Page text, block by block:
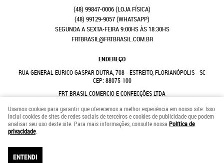
(48) 99847-0006
(48) 99129-9057(WHATSAPP)
SEGUNDA A SEXTA-FEIRA 9:00HS ÀS 18:30HS
FRTBRASIL@FRTBRASIL.COM.BR
ENDEREÇO
RUA GENERAL EURICO GASPAR DUTRA, 708- ESTREITO, FLORIANÓPOLIS- SC
CEP: 88075-100
FRT BRASIL COMERCIO E CONFECÇÕES LTDA
LOJA VIRTUAL CRIADA POR
Usamos cookies para garantir que oferecemos a melhor experiência em nosso site. Isso
inclui cookies de sites de redes sociais de terceiros e cookies de publicidade que podem
analisar seu uso deste site. Para mais informações, consulte nossa Política de
privacidade.
ENTENDI